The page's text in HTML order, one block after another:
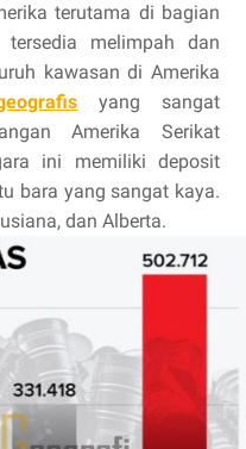
terutama di bagian
melimpah dan
kawasan di Amerika
yang sangat
Amerika Serikat
ini memiliki deposit
bara yang sangat kaya.
dan Alberta.